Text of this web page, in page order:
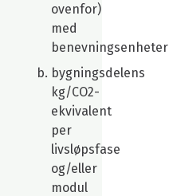
ovenfor)
med
benevningsenheter
bygningsdelens
kg/CO2-
ekvivalent
per
livsløpsfase
og/eller
modul